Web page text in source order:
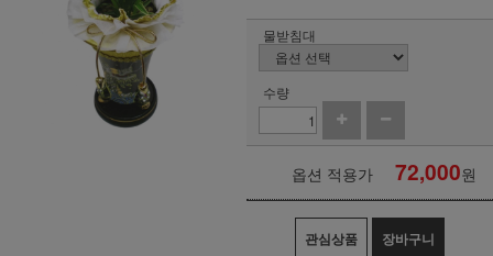
물받침대
수량
옵션 적용가 72,000원
관심상품 장바구니